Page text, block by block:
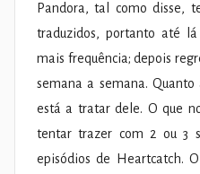
Pandora, tal como disse,
traduzidos, portanto até
mais frequência; depois
semana a semana.
está a tratar dele. O que
tentar trazer com 2 ou 3
episódios de Heartcatch.